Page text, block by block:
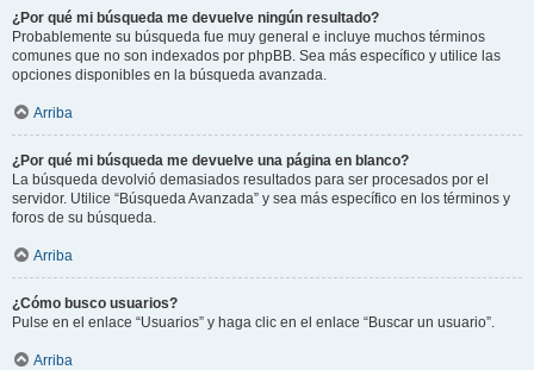
¿Por qué mi búsqueda me devuelve ningún resultado?
Probablemente su búsqueda fue muy general e incluye muchos términos
comunes que no son indexados por phpBB. Sea más específico y utilice las
opciones disponibles en la búsqueda avanzada.
Arriba
¿Por qué mi búsqueda me devuelve una página en blanco?
La búsqueda devolvió demasiados resultados para ser procesados por el
servidor. Utilice “Búsqueda Avanzada” y sea más específico en los términos y
foros de su búsqueda.
Arriba
¿Cómo busco usuarios?
Pulse en el enlace “Usuarios” y haga clic en el enlace “Buscar un usuario”.
Arriba